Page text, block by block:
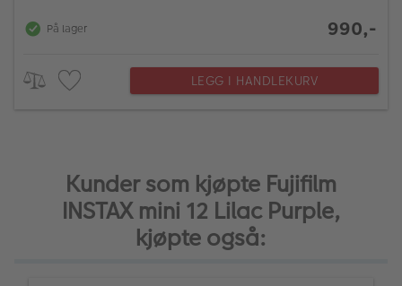
På lager 990,-
LEGG I HANDLEKURV
Kunder som kjøpte Fujifilm
INSTAX mini 12 Lilac Purple,
kjøpte også: